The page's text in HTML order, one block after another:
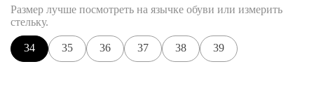
Размер лучше посмотреть на язычке обуви или измерить
стельку.
34 35 36 37 38 39